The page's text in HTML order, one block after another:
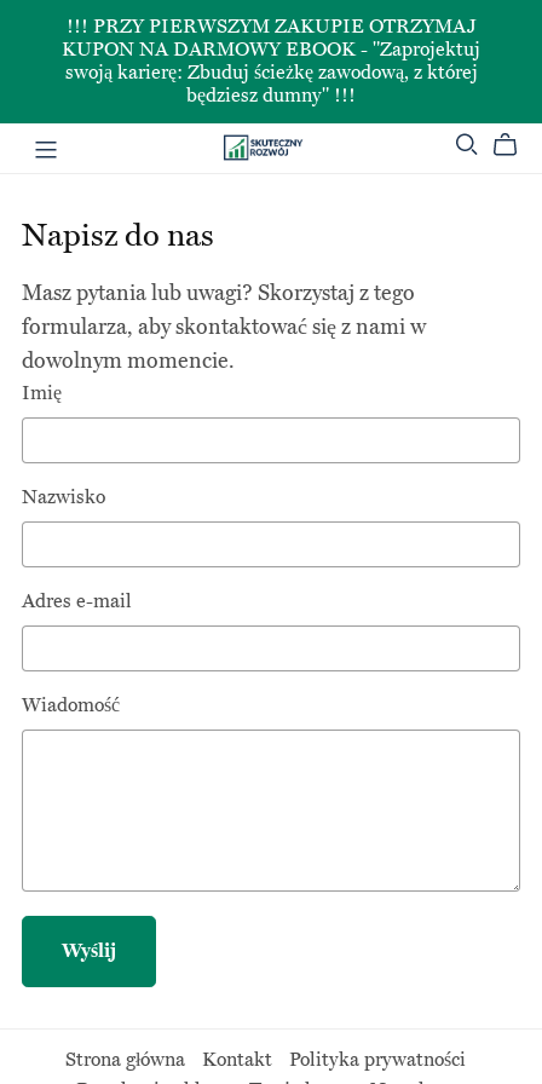
!!! PRZY PIERWSZYM ZAKUPIE OTRZYMAJ
KUPON NA DARMOWY EBOOK - "Zaprojektuj
swoją karierę: Zbuduj ścieżkę zawodową, z której
będziesz dumny" !!!
Napisz do nas
Masz pytania lub uwagi? Skorzystaj z tego
formularza, aby skontaktować się z nami w
dowolnym momencie.
Imię
Nazwisko
Adres e-mail
Wiadomość
Wyślij
Strona główna Kontakt
Polityka prywatności